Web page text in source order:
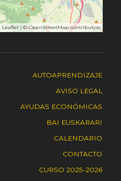
Leaflet| ©OpenStreetMapcontributors
AUTOAPRENDIZAJE
AVISO LEGAL
AYUDAS ECONÓMICAS
BAI EUSKARARI
CALENDARIO
CONTACTO
CURSO 2025-2026